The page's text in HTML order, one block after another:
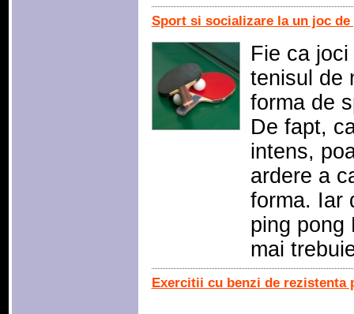
Sport si socializare la un joc de
Fie ca
tenisul de
forma de
De fapt,
intens,
ardere a
forma. Iar
ping pong
mai
Exercitii cu benzi de rezistenta